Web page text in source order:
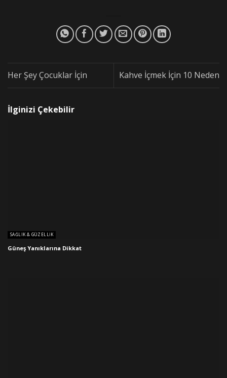
Her Şey Çocuklar İçin Kahve İçmek İçin 10 Neden
İlginizi Çekebilir
SAĞLIK & GÜZELLIK
Güneş Yanıklarına Dikkat